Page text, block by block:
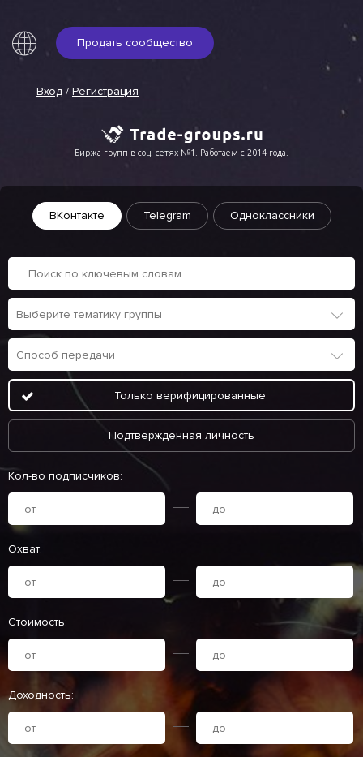
Продать сообщество
Вход / Регистрация
Биржа групп в соц. сетях №1. Работаем с 2014 года.
ВКонтакте Telegram Одноклассники
Только верифицированные
Подтверждённая личность
Кол-во подписчиков:
Охват:
Стоимость:
Доходность: